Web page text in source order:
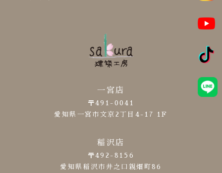
一宮店
〒491-0041
愛知県一宮市文京2丁目4-17 1F
稲沢店
〒492-8156
愛知県稲沢市井之口親畑町86